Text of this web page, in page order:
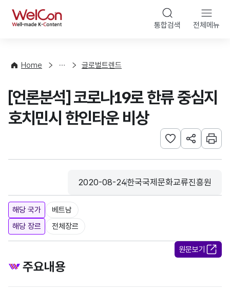
WelCon 통합검색 전체메뉴
Home
향
계
글로벌트렌드
[언론분석] 코로나19로 한류 중심지
호치민시 한인타운 비상
관심사 등록하기
URL 공유하
인쇄
등록일
2020-08-24
수집기관
한국국제문화교류진흥원
해당 국가
베트남
해당 장르
전체장르
원문보기
주요내용